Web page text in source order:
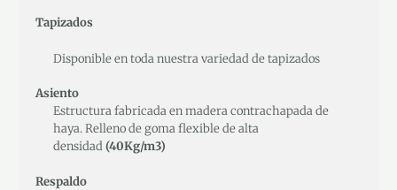
Tapizados
Disponible en toda nuestra variedad de tapizados
Asiento
Estructura fabricada en madera contrachapada de
haya. Relleno de goma flexible de alta
densidad(40Kg/m3)
Respaldo